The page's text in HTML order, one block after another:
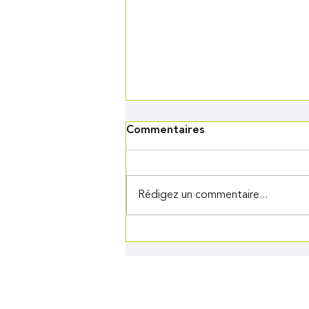
Commentaires
Rédigez un commentaire...